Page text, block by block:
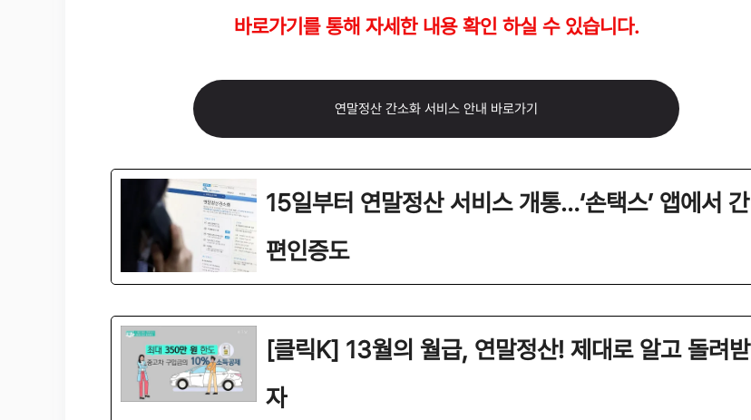
바로가기를 통해 자세한 내용 확인 하실 수 있습니다.
연말정산 간소화 서비스 안내 바로가기
15일부터 연말정산 서비스 개통…‘손택스’ 앱에서 간
편인증도
[클릭K] 13월의 월급, 연말정산! 제대로 알고 돌려받
자